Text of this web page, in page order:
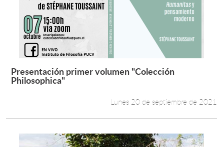
Leer más +
Presentación primer volumen "Colección
Philosophica"
Lunes 20 de septiembre de 2021